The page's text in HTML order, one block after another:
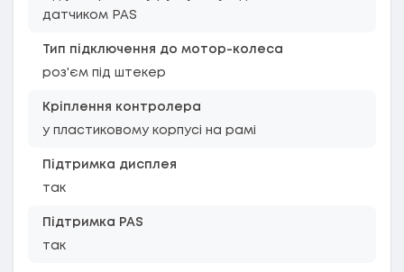
датчиком PAS
Тип підключення до мотор-колеса
роз'єм під штекер
Кріплення контролера
у пластиковому корпусі на рамі
Підтримка дисплея
так
Підтримка PAS
так